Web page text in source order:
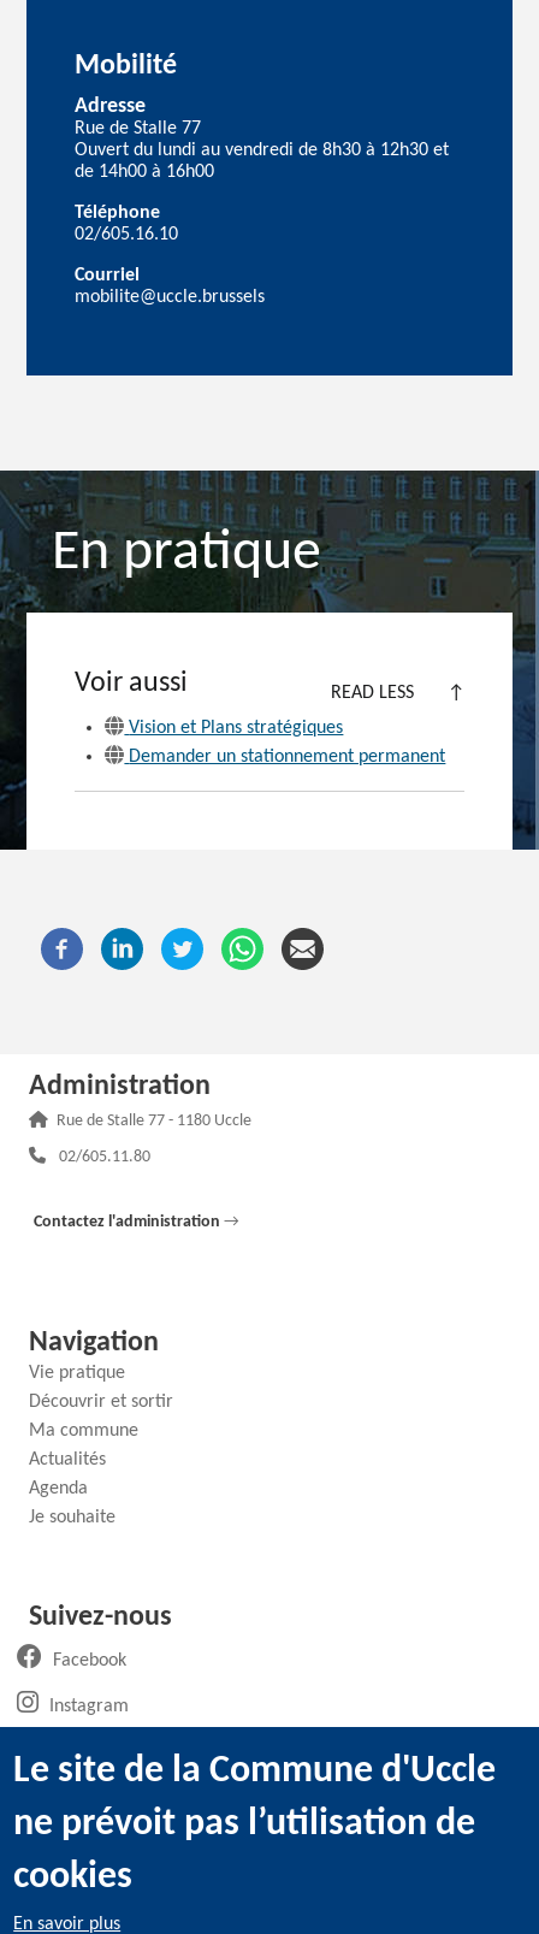
Mobilité
Adresse
Rue de Stalle 77
Ouvert du lundi au vendredi de 8h30 à 12h30 et
de 14h00 à 16h00
Téléphone
02/605.16.10
Courriel
mobilite@uccle.brussels
En pratique
Voir aussi READ LESS
↑
Vision et Plans stratégiques
Demander un stationnement permanent
Administration
Adresse :
Rue de Stalle 77 - 1180 Uccle
Téléphone :
02/605.11.80
Contactez l'administration →
Navigation
Vie pratique
Découvrir et sortir
Ma commune
Actualités
Agenda
Je souhaite
Suivez-nous
Facebook(ouvre un nouvel onglet)
Instagram(ouvre un nouvel onglet)
LinkedIn
Youtube(ouvre un nouvel onglet)
Le site de la Commune d'Uccle
ne prévoit pas l’utilisation de
cookies
En savoir plus